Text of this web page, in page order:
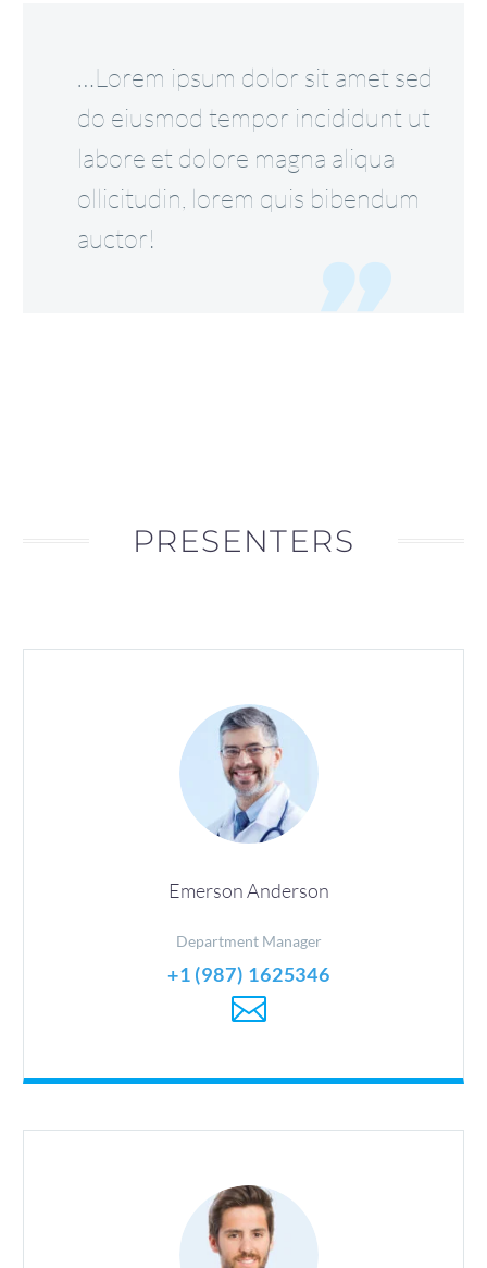
…Lorem ipsum dolor sit amet sed
do eiusmod tempor incididunt ut
labore et dolore magna aliqua
ollicitudin, lorem quis bibendum
auctor!
PRESENTERS
Emerson Anderson
Department Manager
+1 (987) 1625346